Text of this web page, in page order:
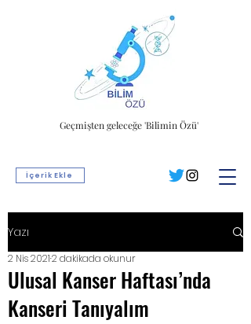
İçerik Ekle
Geçmişten geleceğe 'Bilimin Özü'
Yazı
Ulusal Kanser Haftası’nda
Kanseri Tanıyalım
2 Nis 20212 dakikada okunur